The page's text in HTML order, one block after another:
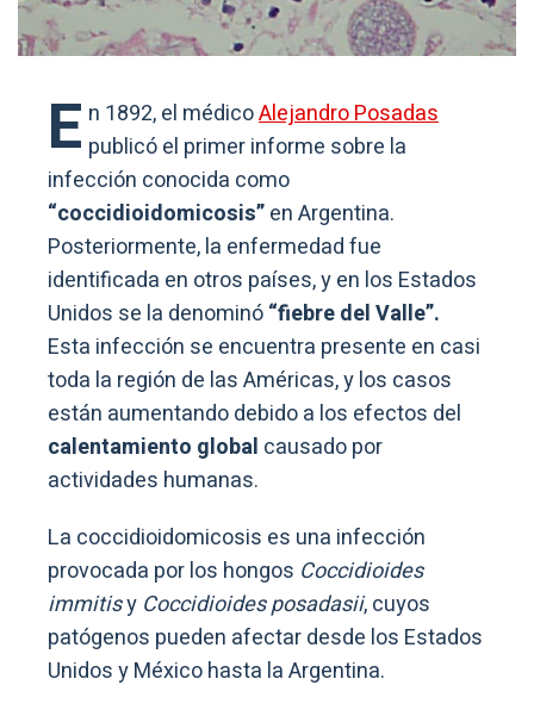
E n 1892, el médicoAlejandro Posadas
publicó el primer informe sobre la
infección conocida como
“coccidioidomicosis”en Argentina.
Posteriormente, la enfermedad fue
identificada en otros países, y en los Estados
Unidos se la denominó“fiebre del Valle”.
Esta infección se encuentra presente en casi
toda la región de las Américas, y los casos
están aumentando debido a los efectos del
calentamiento global causado por
actividades humanas.
La coccidioidomicosis es una infección
provocada por los hongos Coccidioides
immitisy Coccidioides posadasii, cuyos
patógenos pueden afectar desde los Estados
Unidos y México hasta la Argentina.